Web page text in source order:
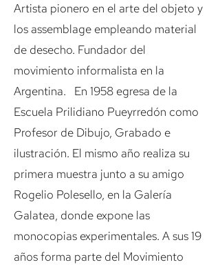
Artista pionero en el arte del objeto y
los assemblage empleando material
de desecho. Fundador del
movimiento informalista en la
Argentina. En 1958 egresa de la
Escuela Prilidiano Pueyrredón como
Profesor de Dibujo, Grabado e
ilustración. El mismo año realiza su
primera muestra junto a su amigo
Rogelio Polesello, en la Galería
Galatea, donde expone las
monocopias experimentales. A sus 19
años forma parte del Movimiento